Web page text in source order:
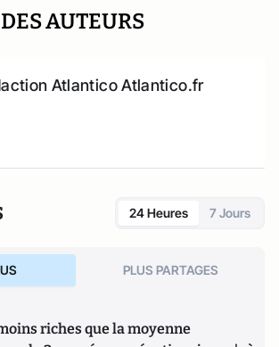
AUTEURS
Atlantico Atlantico.fr
24 Heures 7 Jours
PLUS PARTAGES
riches que la moyenne